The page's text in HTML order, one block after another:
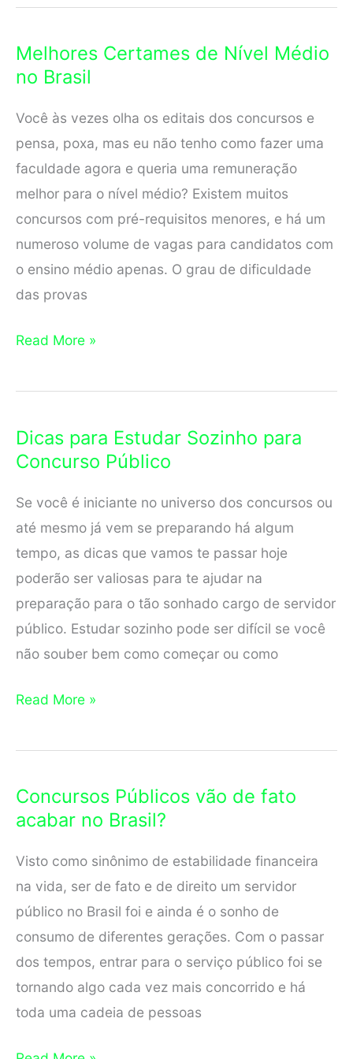
Concurso
São
Paulo
Melhores Certames de Nível Médio
no Brasil
Você às vezes olha os editais dos concursos e
pensa, poxa, mas eu não tenho como fazer uma
faculdade agora e queria uma remuneração
melhor para o nível médio? Existem muitos
concursos com pré-requisitos menores, e há um
numeroso volume de vagas para candidatos com
o ensino médio apenas. O grau de dificuldade
das provas
Melhores
de
Médio
no
Read More »
Dicas para Estudar Sozinho para
Concurso Público
Se você é iniciante no universo dos concursos ou
até mesmo já vem se preparando há algum
tempo, as dicas que vamos te passar hoje
poderão ser valiosas para te ajudar na
preparação para o tão sonhado cargo de servidor
público. Estudar sozinho pode ser difícil se você
não souber bem como começar ou como
Dicas
Estudar
para
Concurso
Read More »
Concursos Públicos vão de fato
acabar no Brasil?
Visto como sinônimo de estabilidade financeira
na vida, ser de fato e de direito um servidor
público no Brasil foi e ainda é o sonho de
consumo de diferentes gerações. Com o passar
dos tempos, entrar para o serviço público foi se
tornando algo cada vez mais concorrido e há
toda uma cadeia de pessoas